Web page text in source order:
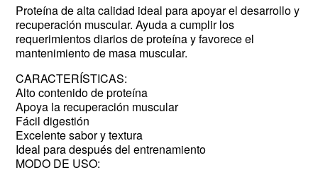
Proteína de alta calidad ideal para apoyar el desarrollo y
recuperación muscular. Ayuda a cumplir los
requerimientos diarios de proteína y favorece el
mantenimiento de masa muscular.
CARACTERÍSTICAS:
Alto contenido de proteína
Apoya la recuperación muscular
Fácil digestión
Excelente sabor y textura
Ideal para después del entrenamiento
MODO DE USO: